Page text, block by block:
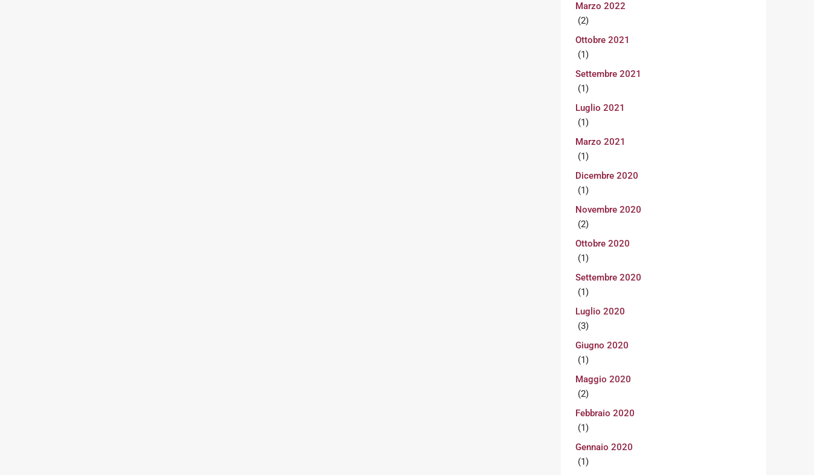
Marzo 2022
(2)
Ottobre 2021
(1)
Settembre 2021
(1)
Luglio 2021
(1)
Marzo 2021
(1)
Dicembre 2020
(1)
Novembre 2020
(2)
Ottobre 2020
(1)
Settembre 2020
(1)
Luglio 2020
(3)
Giugno 2020
(1)
Maggio 2020
(2)
Febbraio 2020
(1)
Gennaio 2020
(1)